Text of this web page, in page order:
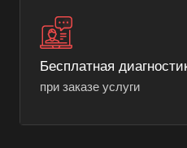
Бесплатная
при заказе услуги